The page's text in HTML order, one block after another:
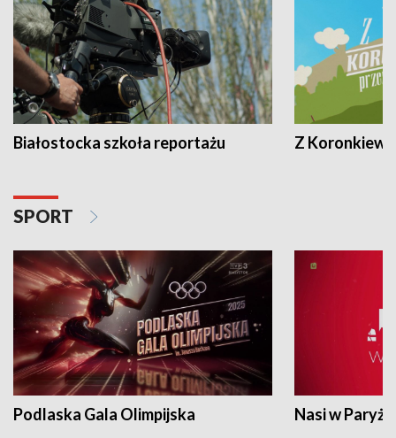
Białostocka szkoła reportażu Z
SPORT
Podlaska Gala Olimpijska Nasi w Paryżu